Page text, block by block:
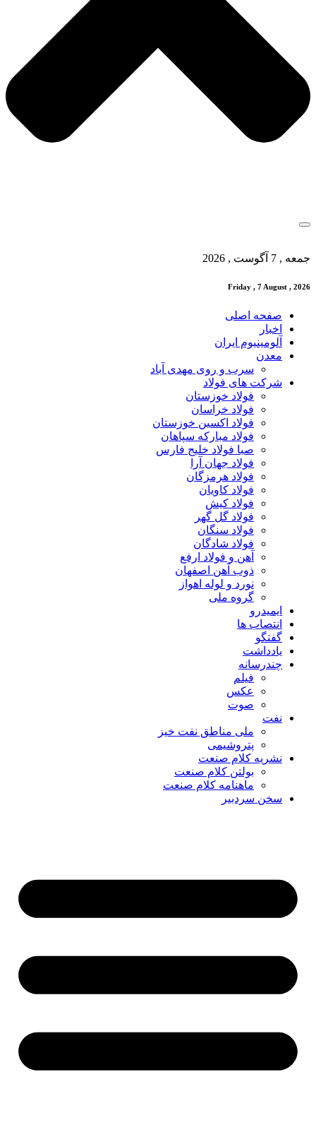
جمعه , 7 آگوست , 2026
Friday , 7 August , 2026
صفحه اصلی
اخبار
آلومینیوم ایران
معدن
سرب و روی مهدی آباد
شرکت های فولاد
فولاد خوزستان
فولاد خراسان
فولاد اکسین خوزستان
فولاد مبارکه سپاهان
صبا فولاد خلیج فارس
فولاد جهان آرا
فولاد هرمزگان
فولاد کاویان
فولاد کیش
فولاد گل گهر
فولاد سنگان
فولاد شادگان
آهن و فولاد ارفع
ذوب آهن اصفهان
نورد و لوله اهواز
گروه ملی
ایمیدرو
انتصاب ها
گفتگو
یادداشت
چندرسانه
فیلم
عکس
صوت
نفت
ملی مناطق نفت خیز
پتروشیمی
نشریه کلام صنعت
بولتن کلام صنعت
ماهنامه کلام صنعت
سخن سردبیر